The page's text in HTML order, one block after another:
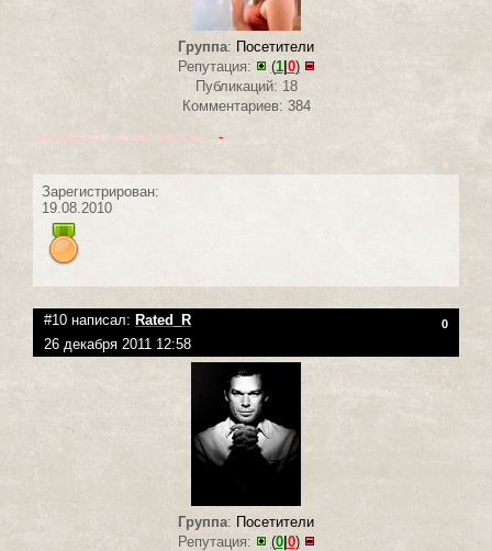
Группа: Посетители
Репутация:
(1| 0)
Публикаций: 18
Комментариев: 384
интересно, но не страшно.. -
Зарегистрирован:
19.08.2010
#10 написал: Rated_R 0
26 декабря 2011 12:58
Группа: Посетители
Репутация:
(0|0)